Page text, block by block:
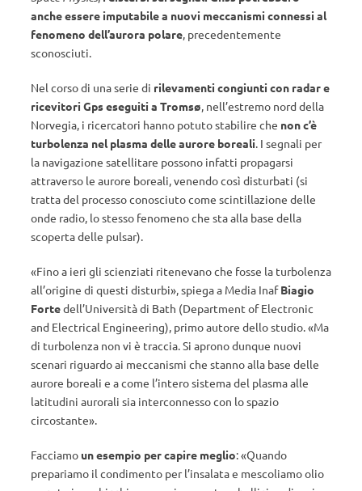
anche essere imputabile a nuovi meccanismi connessi al
fenomeno dell’aurora polare, precedentemente
sconosciuti.
Nel corso di una serie di rilevamenti congiunti con radar e
ricevitori Gps eseguiti a Tromsø, nell’estremo nord della
Norvegia, i ricercatori hanno potuto stabilire che non c’è
turbolenza nel plasma delle aurore boreali. I segnali per
la navigazione satellitare possono infatti propagarsi
attraverso le aurore boreali, venendo così disturbati (si
tratta del processo conosciuto come scintillazione delle
onde radio, lo stesso fenomeno che sta alla base della
scoperta delle pulsar).
«Fino a ieri gli scienziati ritenevano che fosse la turbolenza
all’origine di questi disturbi», spiega a Media InafBiagio
Fortedell’Università di Bath (Department of Electronic
and Electrical Engineering), primo autore dello studio. «Ma
di turbolenza non vi è traccia. Si aprono dunque nuovi
scenari riguardo ai meccanismi che stanno alla base delle
aurore boreali e a come l’intero sistema del plasma alle
latitudini aurorali sia interconnesso con lo spazio
circostante».
Facciamo un esempio per capire meglio: «Quando
prepariamo il condimento per l’insalata e mescoliamo olio